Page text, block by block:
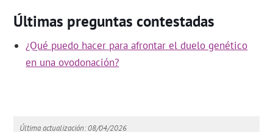
Últimas preguntas contestadas
¿Qué puedo hacer para afrontar el duelo genético
en una ovodonación?
Última actualización: 08/04/2026